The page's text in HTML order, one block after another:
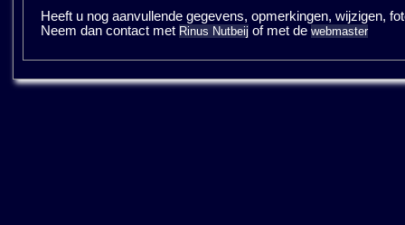
Heeft u nog aanvullende gegevens, opmerkingen, wijzigen,
Neem dan contact met Rinus Nutbeij of met de webmaster